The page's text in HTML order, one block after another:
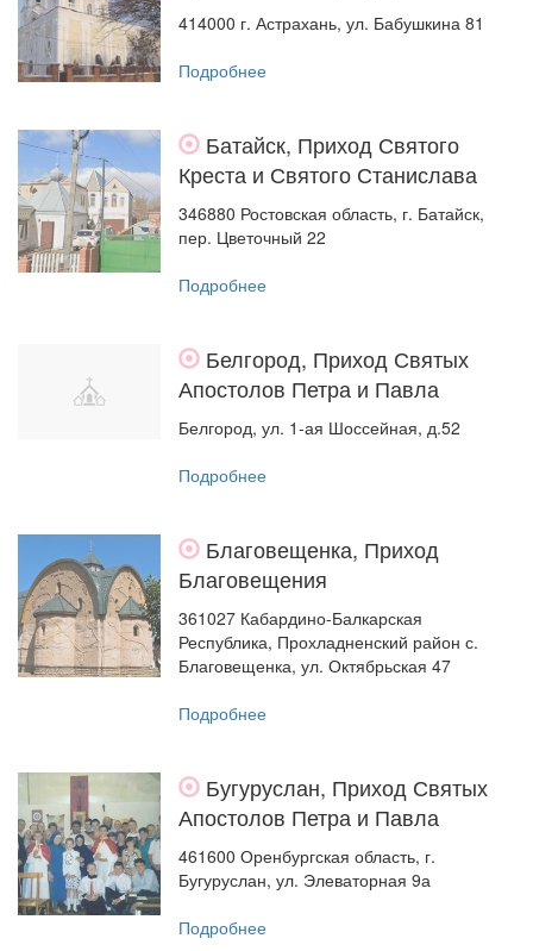
414000 г. Астрахань, ул. Бабушкина 81
Подробнее
Батайск, Приход Святого
Креста и Святого Станислава
346880 Ростовская область, г. Батайск,
пер. Цветочный 22
Подробнее
Белгород, Приход Святых
Апостолов Петра и Павла
Белгород, ул. 1-ая Шоссейная, д.52
Подробнее
Благовещенка, Приход
Благовещения
361027 Кабардино-Балкарская
Республика, Прохладненский район с.
Благовещенка, ул. Октябрьская 47
Подробнее
Бугуруслан, Приход Святых
Апостолов Петра и Павла
461600 Оренбургская область, г.
Бугуруслан, ул. Элеваторная 9а
Подробнее